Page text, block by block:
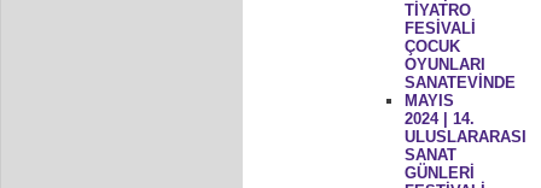
TİYATRO
FESİVALİ
ÇOCUK
OYUNLARI
SANATEVİNDE
MAYIS
2024 | 14.
ULUSLARARASI
SANAT
GÜNLERİ